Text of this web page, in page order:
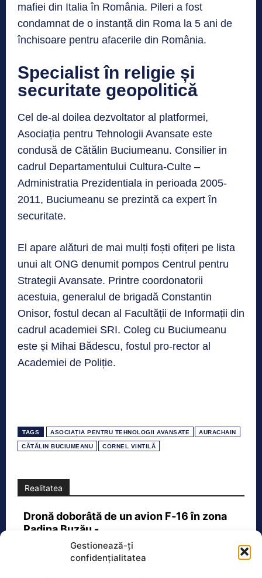
Gestionează-ți
confidențialitatea
mafiei din Italia în România. Pileri a fost
condamnat de o instanță din Roma la 5 ani de
închisoare pentru afacerile din România.
Specialist în religie și
securitate geopolitică
Cel de-al doilea dezvoltator al platformei,
Asociația pentru Tehnologii Avansate este
condusă de Cătălin Buciumeanu. Consilier in
cadrul Departamentului Cultura-Culte –
Administratia Prezidentiala in perioada 2005-
2011, Buciumeanu se prezintă ca expert în
securitate.
El apare alături de mai mulți foști ofițeri pe lista
unui alt ONG denumit pompos Centrul pentru
Strategii Avansate. Printre coordonatorii
acestuia, generalul de brigadă Constantin
Onisor, fostul decan al Facultății de Informații din
cadrul academiei SRI. Coleg cu Buciumeanu
este și Mihai Bădescu, fostul pro-rector al
Academiei de Poliție.
TAGS ASOCIAȚIA PENTRU TEHNOLOGII AVANSATE AURACHAIN
CĂTĂLIN BUCIUMEANU CORNEL VINTILĂ
Realitatea
Dronă doborâtă de un avion F‑16 în zona
Padina Buzău -…
O dronă a fost doborâtă vineri dimineață de un avion
F‑16 al Forțelor Aeriene Române, în zona Padina, în